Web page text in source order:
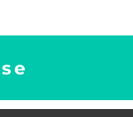
se